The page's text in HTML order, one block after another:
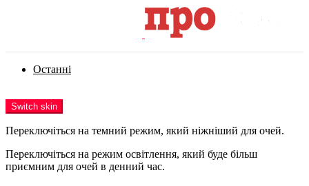
Останні
Switch skin
Переключіться на темний режим, який ніжніший для очей.
Переключіться на режим освітлення, який буде більш
приємним для очей в денний час.